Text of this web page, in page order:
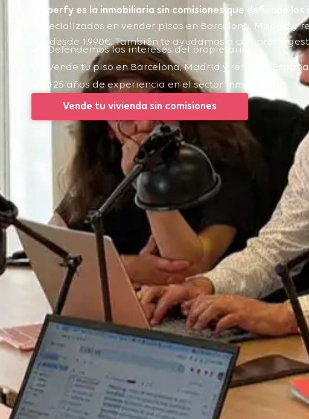
Properfy es la inmobiliaria sin comisiones que defiende
Especializados en vender pisos en Barcelona, Madrid y
fija desde 1.990€. También te ayudamos a comprar y
Defendemos los intereses del propietario
Vende tu piso en Barcelona, Madrid y resto de España
+25 años de experiencia en el sector inmobiliario
Vende tu vivienda sin comisiones